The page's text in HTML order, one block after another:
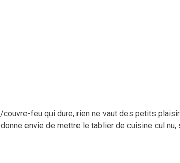
feu qui dure, rien ne vaut des petits
envie de mettre le tablier de cuisine cul